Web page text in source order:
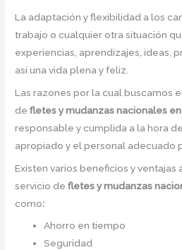
La adaptación y flexibilidad a los
trabajo o cualquier otra situación
experiencias, aprendizajes, ideas,
así una vida plena y feliz.
Las razones por la cual buscamos
de fletes y mudanzas nacionales
responsable y cumplida a la hora
apropiado y el personal adecuado
Existen varios beneficios y ventajas
servicio defletes y mudanzas
como:
Ahorro en tiempo
Seguridad